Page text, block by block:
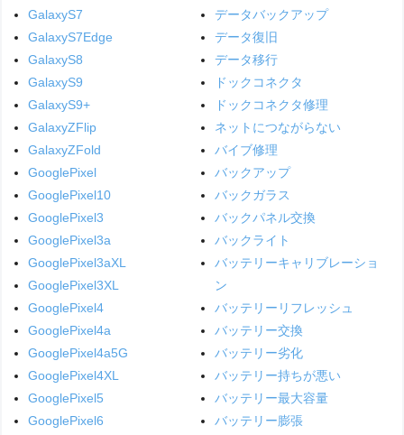
GalaxyS7
GalaxyS7Edge
GalaxyS8
GalaxyS9
GalaxyS9+
GalaxyZFlip
GalaxyZFold
GooglePixel
GooglePixel10
GooglePixel3
GooglePixel3a
GooglePixel3aXL
GooglePixel3XL
GooglePixel4
GooglePixel4a
GooglePixel4a5G
GooglePixel4XL
GooglePixel5
GooglePixel6
データバックアップ
データ復旧
データ移行
ドックコネクタ
ドックコネクタ修理
ネットにつながらない
バイブ修理
バックアップ
バックガラス
バックパネル交換
バックライト
バッテリーキャリブレーショ
ン
バッテリーリフレッシュ
バッテリー交換
バッテリー劣化
バッテリー持ちが悪い
バッテリー最大容量
バッテリー膨張